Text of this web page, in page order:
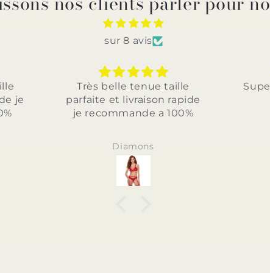
sur 8 avis
taille
rapide
a 100%
Superbe je recommande
Anonyme